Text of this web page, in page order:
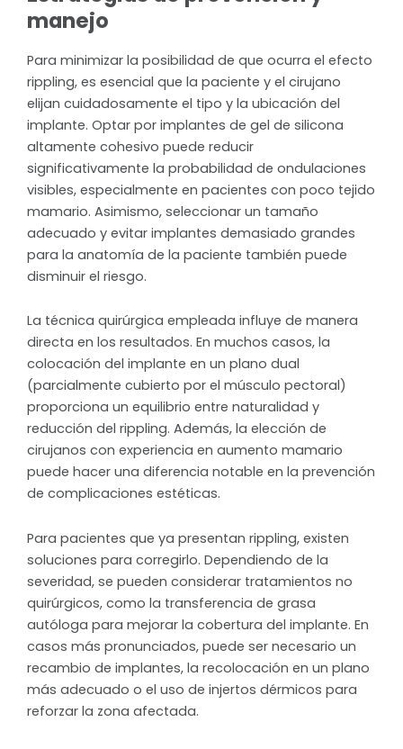
manejo
Para minimizar la posibilidad de que ocurra el efecto
rippling, es esencial que la paciente y el cirujano
elijan cuidadosamente el tipo y la ubicación del
implante. Optar por implantes de gel de silicona
altamente cohesivo puede reducir
significativamente la probabilidad de ondulaciones
visibles, especialmente en pacientes con poco tejido
mamario. Asimismo, seleccionar un tamaño
adecuado y evitar implantes demasiado grandes
para la anatomía de la paciente también puede
disminuir el riesgo.
La técnica quirúrgica empleada influye de manera
directa en los resultados. En muchos casos, la
colocación del implante en un plano dual
(parcialmente cubierto por el músculo pectoral)
proporciona un equilibrio entre naturalidad y
reducción del rippling. Además, la elección de
cirujanos con experiencia en aumento mamario
puede hacer una diferencia notable en la prevención
de complicaciones estéticas.
Para pacientes que ya presentan rippling, existen
soluciones para corregirlo. Dependiendo de la
severidad, se pueden considerar tratamientos no
quirúrgicos, como la transferencia de grasa
autóloga para mejorar la cobertura del implante. En
casos más pronunciados, puede ser necesario un
recambio de implantes, la recolocación en un plano
más adecuado o el uso de injertos dérmicos para
reforzar la zona afectada.